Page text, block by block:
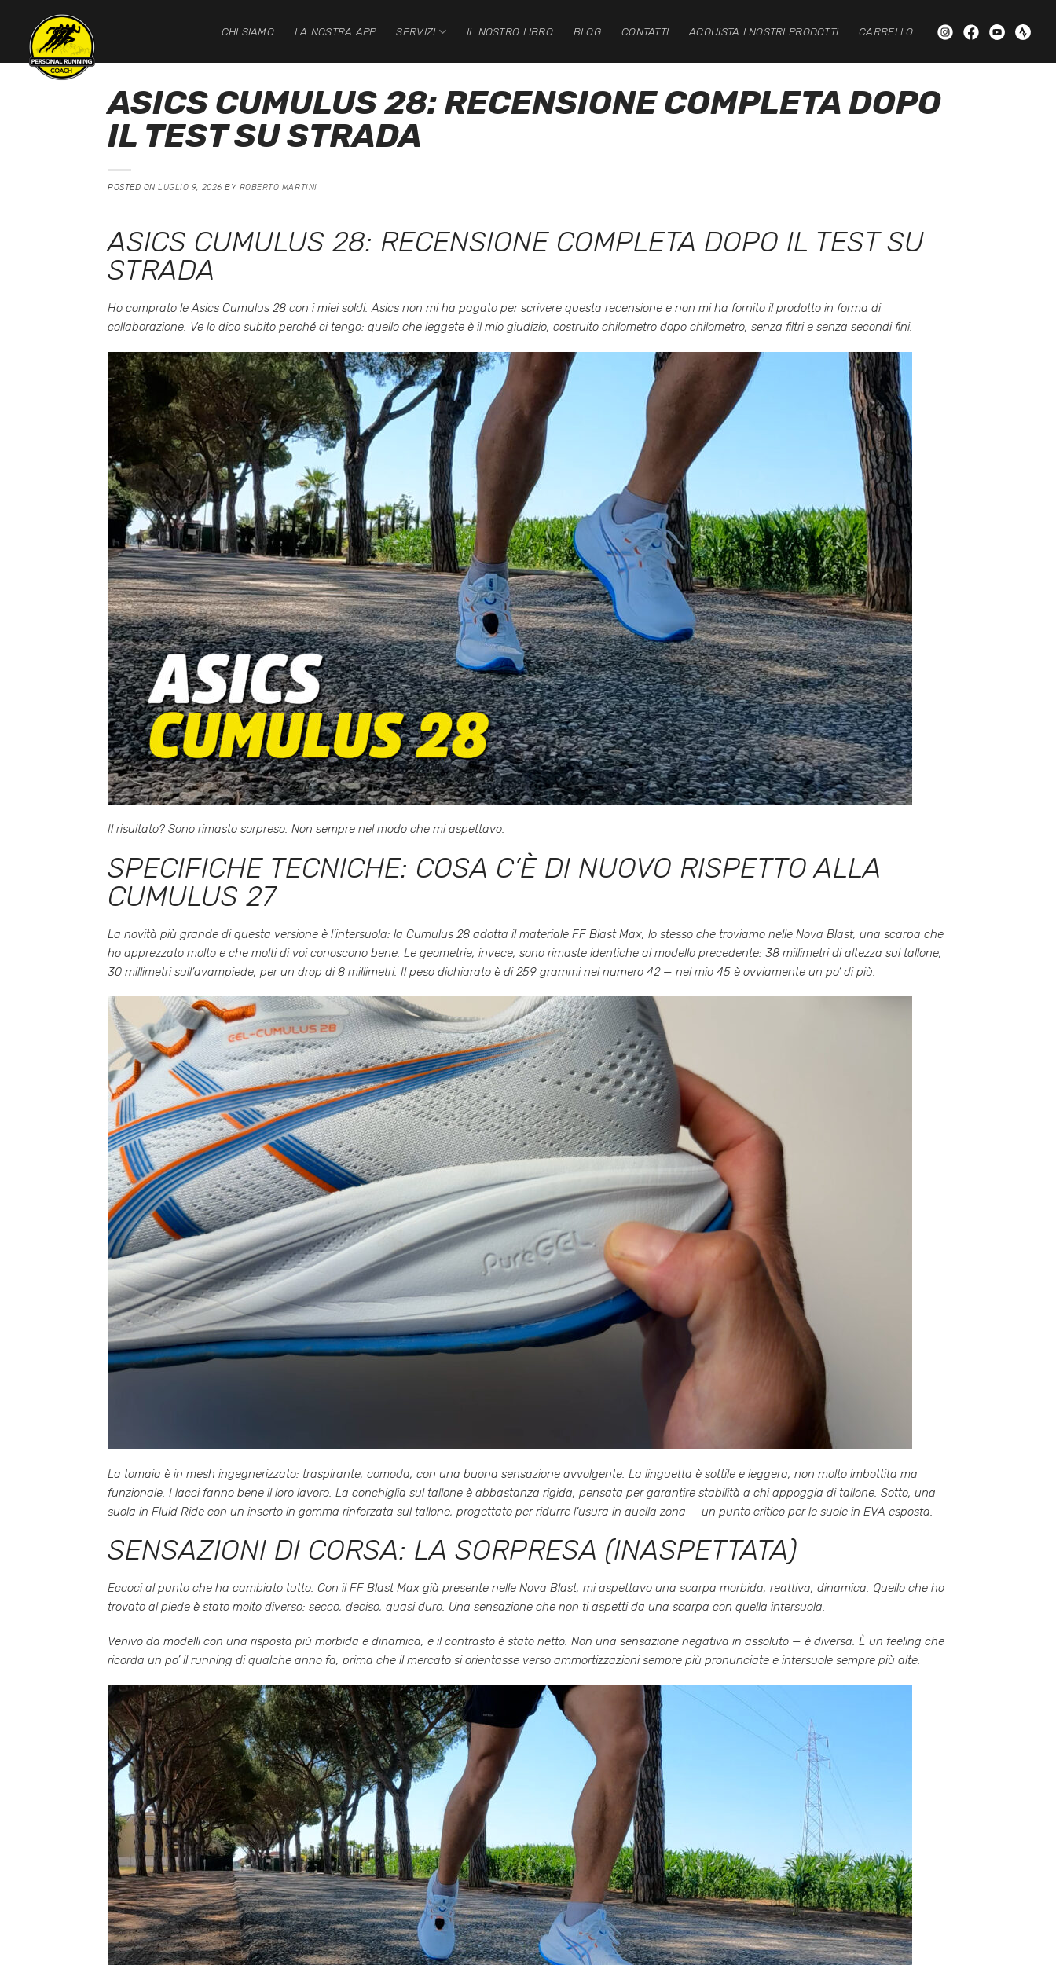
contenuti
CHI SIAMO LA NOSTRA APP SERVIZI IL NOSTRO LIBRO BLOG CONTATTI ACQUISTA I NOSTRI PRODOTTI CARRELLO
ASICS CUMULUS 28: RECENSIONE COMPLETA DOPO
IL TEST SU STRADA
POSTED ONLUGLIO 9, 2026 BY ROBERTO MARTINI
ASICS CUMULUS 28: RECENSIONE COMPLETA DOPO IL TEST SU
STRADA
Ho comprato le Asics Cumulus 28 con i miei soldi. Asics non mi ha pagato per scrivere questa recensione e non mi ha fornito il prodotto in forma di
collaborazione. Ve lo dico subito perché ci tengo: quello che leggete è il mio giudizio, costruito chilometro dopo chilometro, senza filtri e senza secondi fini.
Il risultato? Sono rimasto sorpreso. Non sempre nel modo che mi aspettavo.
SPECIFICHE TECNICHE: COSA C’È DI NUOVO RISPETTO ALLA
CUMULUS 27
La novità più grande di questa versione è l’intersuola: la Cumulus 28 adotta il materiale FF Blast Max, lo stesso che troviamo nelle Nova Blast, una scarpa che
ho apprezzato molto e che molti di voi conoscono bene. Le geometrie, invece, sono rimaste identiche al modello precedente: 38 millimetri di altezza sul tallone,
30 millimetri sull’avampiede, per un drop di 8 millimetri. Il peso dichiarato è di 259 grammi nel numero 42 — nel mio 45 è ovviamente un po’ di più.
La tomaia è in mesh ingegnerizzato: traspirante, comoda, con una buona sensazione avvolgente. La linguetta è sottile e leggera, non molto imbottita ma
funzionale. I lacci fanno bene il loro lavoro. La conchiglia sul tallone è abbastanza rigida, pensata per garantire stabilità a chi appoggia di tallone. Sotto, una
suola in Fluid Ride con un inserto in gomma rinforzata sul tallone, progettato per ridurre l’usura in quella zona — un punto critico per le suole in EVA esposta.
SENSAZIONI DI CORSA: LA SORPRESA (INASPETTATA)
Eccoci al punto che ha cambiato tutto. Con il FF Blast Max già presente nelle Nova Blast, mi aspettavo una scarpa morbida, reattiva, dinamica. Quello che ho
trovato al piede è stato molto diverso: secco, deciso, quasi duro. Una sensazione che non ti aspetti da una scarpa con quella intersuola.
Venivo da modelli con una risposta più morbida e dinamica, e il contrasto è stato netto. Non una sensazione negativa in assoluto — è diversa. È un feeling che
ricorda un po’ il running di qualche anno fa, prima che il mercato si orientasse verso ammortizzazioni sempre più pronunciate e intersuole sempre più alte.